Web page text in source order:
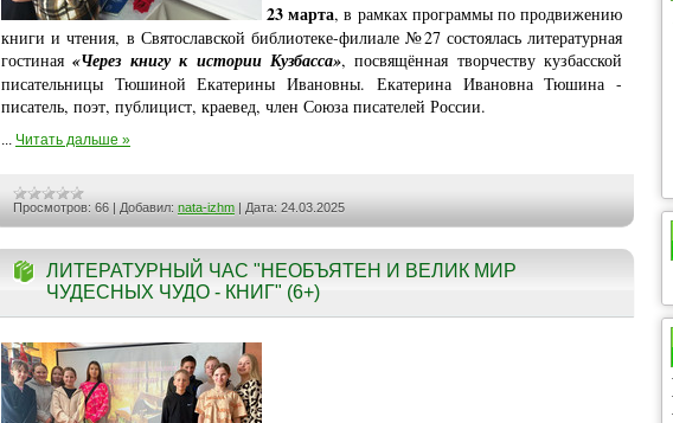
23 марта, в рамках программы по продвижению
книги и чтения, в Святославской библиотеке-филиале №27 состоялась литературная
гостиная«Через книгу к истории Кузбасса», посвящённая творчеству кузбасской
писательницы Тюшиной Екатерины Ивановны. Екатерина Ивановна Тюшина -
писатель, поэт, публицист, краевед, член Союза писателей России.
... Читать дальше »
Просмотров: 66 Добавил: nata-izhm Дата: 24.03.2025
ЛИТЕРАТУРНЫЙ ЧАС "НЕОБЪЯТЕН И ВЕЛИК МИР
ЧУДЕСНЫХ ЧУДО - КНИГ" (6+)